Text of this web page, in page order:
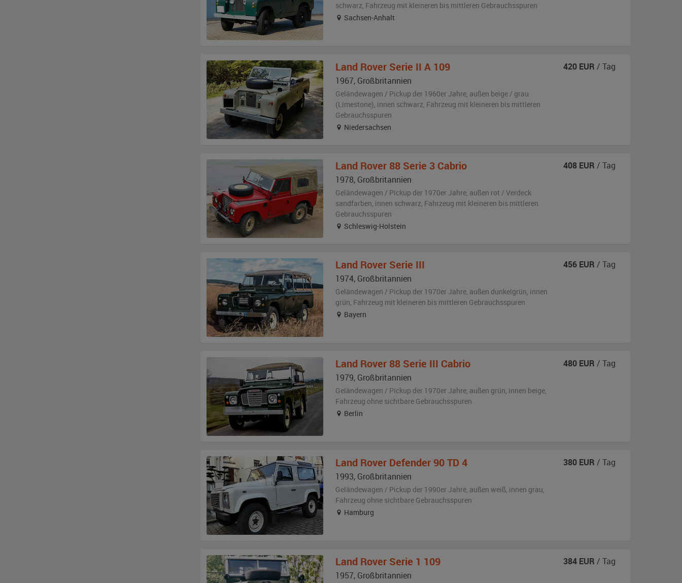
schwarz, Fahrzeug mit kleineren bis mittleren Gebrauchsspuren
Sachsen-Anhalt
Land Rover Serie II A 109
1967, Großbritannien
Geländewagen / Pickup der 1960er Jahre, außen beige / grau
(Limestone), innen schwarz, Fahrzeug mit kleineren bis mittleren
Gebrauchsspuren
Niedersachsen
420 EUR / Tag
Land Rover 88 Serie 3 Cabrio
1978, Großbritannien
Geländewagen / Pickup der 1970er Jahre, außen rot / Verdeck
sandfarben, innen schwarz, Fahrzeug mit kleineren bis mittleren
Gebrauchsspuren
Schleswig-Holstein
408 EUR / Tag
Land Rover Serie III
1974, Großbritannien
Geländewagen / Pickup der 1970er Jahre, außen dunkelgrün, innen
grün, Fahrzeug mit kleineren bis mittleren Gebrauchsspuren
Bayern
456 EUR / Tag
Land Rover 88 Serie III Cabrio
1979, Großbritannien
Geländewagen / Pickup der 1970er Jahre, außen grün, innen beige,
Fahrzeug ohne sichtbare Gebrauchsspuren
Berlin
480 EUR / Tag
Land Rover Defender 90 TD 4
1993, Großbritannien
Geländewagen / Pickup der 1990er Jahre, außen weiß, innen grau,
Fahrzeug ohne sichtbare Gebrauchsspuren
Hamburg
380 EUR / Tag
Land Rover Serie 1 109
1957, Großbritannien
384 EUR / Tag